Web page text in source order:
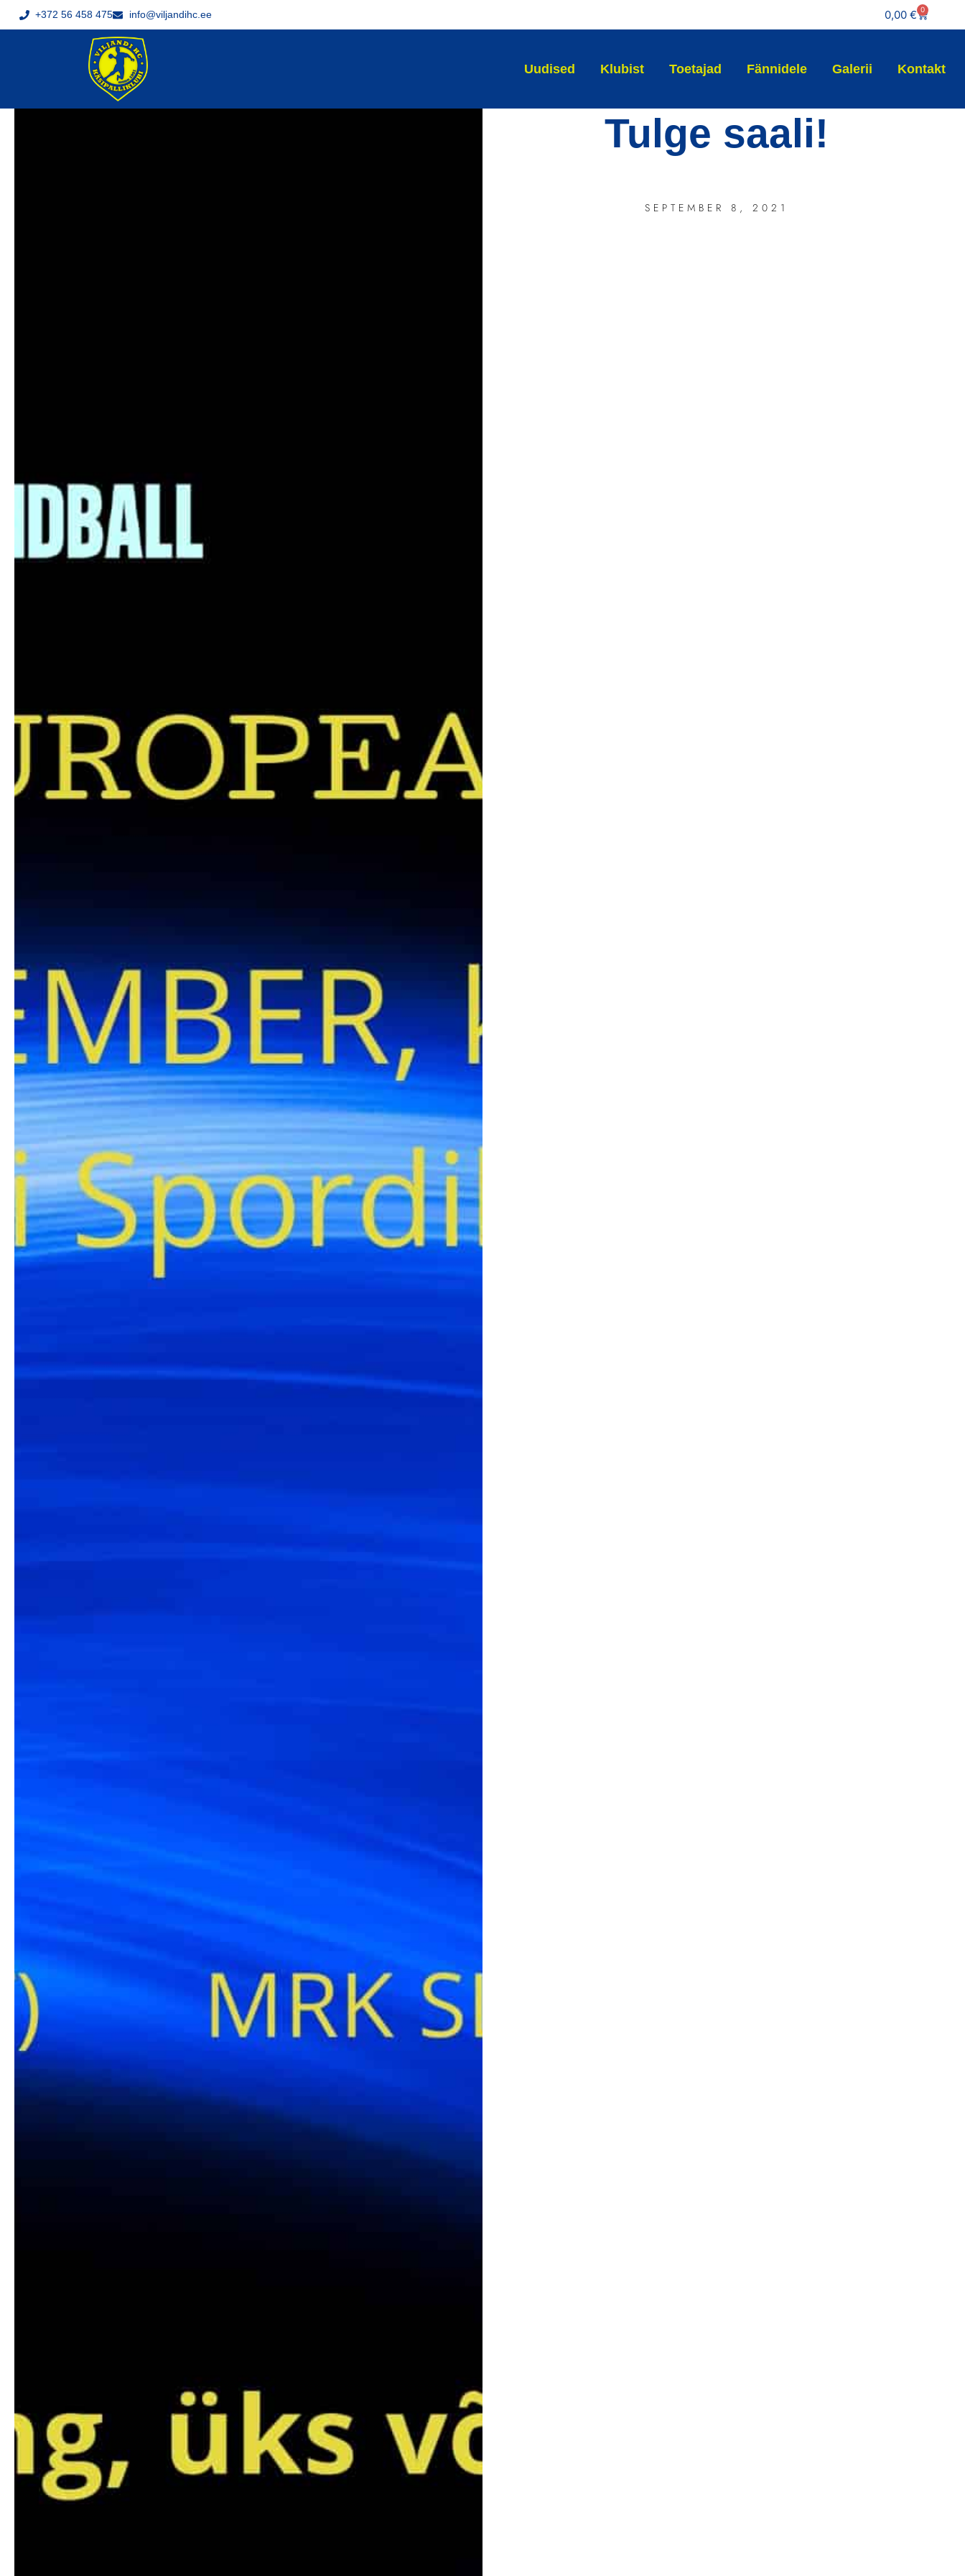
+372 56 458 475 info@viljandihc.ee 0,00€ 0
Uudised Klubist Toetajad Fännidele Galerii Kontakt
Tulge saali!
SEPTEMBER 8, 2021